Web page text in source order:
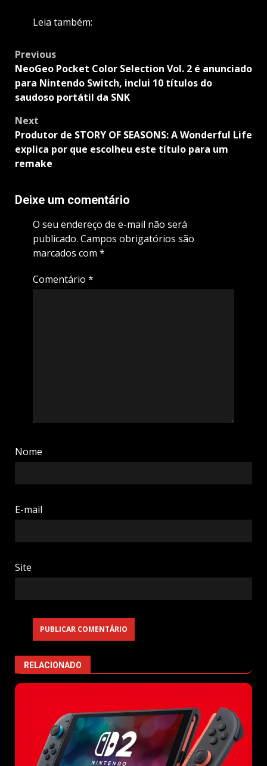
Leia também:
Post
navigation
Previous
NeoGeo Pocket Color Selection Vol. 2 é anunciado
para Nintendo Switch, inclui 10 títulos do
saudoso portátil da SNK
Next
Produtor de STORY OF SEASONS: A Wonderful Life
explica por que escolheu este título para um
remake
Deixe um comentário
O seu endereço de e-mail não será
publicado. Campos obrigatórios são
marcados com *
Comentário *
Nome
E-mail
Site
RELACIONADO